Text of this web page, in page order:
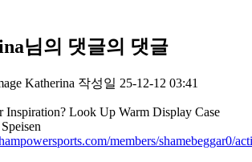
님의 댓글의 댓글
Katherina 작성일 25-12-12 03:41
Inspiration? Look Up Warm Display Case
members/shamebeggar0/